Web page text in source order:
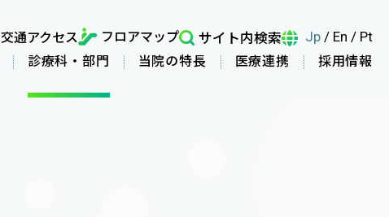
診療科・部門 当院の特長 医療連携 採用情報
交通アクセス フロアマップ サイト内検索 Jp / En / Pt